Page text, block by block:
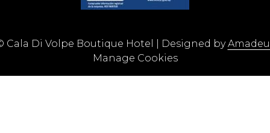
Cala Di Volpe Boutique Hotel | Designed by
Manage Cookies